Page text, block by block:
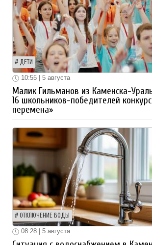
ДЕТИ
10:55 | 5 августа
Малик Гильманов из Каменска-
16 школьников-победителей
перемена»
ОТКЛЮЧЕНИЕ ВОДЫ
08:28 | 5 августа